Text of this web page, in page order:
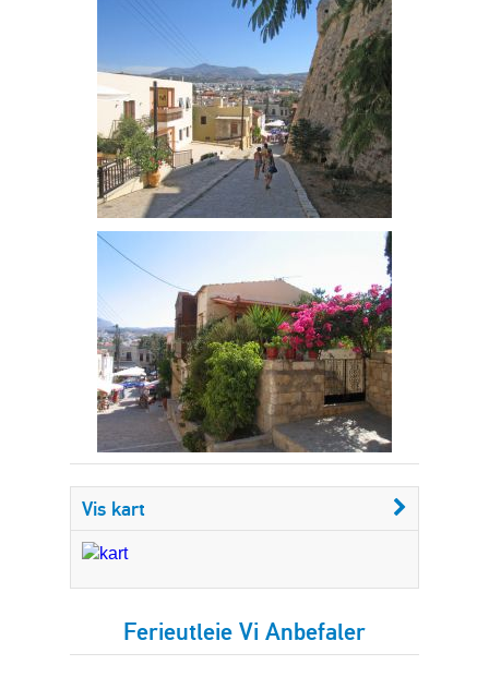
Vis kart
Ferieutleie Vi Anbefaler